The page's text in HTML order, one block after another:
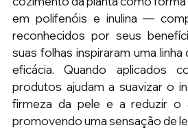
em polifenóis e inulina —
reconhecidos por seus
suas folhas inspiraram uma
eficácia. Quando aplicados
produtos ajudam a suavizar o
firmeza da pele e a reduzir o
promovendo uma sensação de